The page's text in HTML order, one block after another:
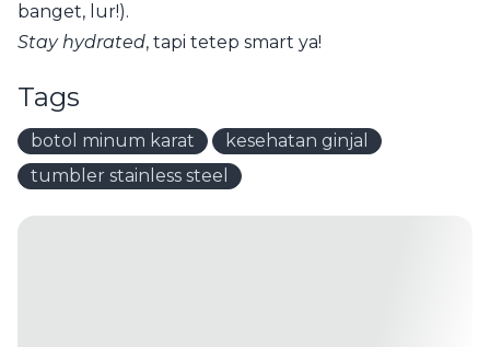
banget, lur!).
Stay hydrated, tapi tetep smart ya!
Tags
botol minum karat
kesehatan ginjal
tumbler stainless steel